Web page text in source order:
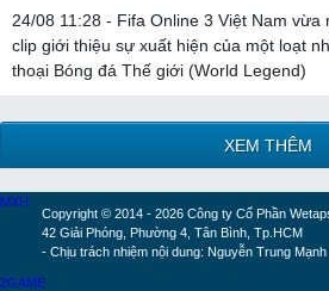
24/08 11:28 - Fifa Online 3 Việt Nam
clip giới thiệu sự xuất hiện của một loạt
thoại Bóng đá Thế giới (World Legend)
XEM THÊM
Copyright © 2014 - 2026 Công ty Cổ Phần
42 Giải Phóng, Phường 4, Tân Bình, Tp.HCM
- Chịu trách nhiệm nội dung: Nguyễn Trung Mạnh
MXH
2GAME